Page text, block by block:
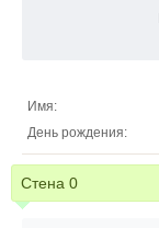
Имя:
День рождения:
Стена 0